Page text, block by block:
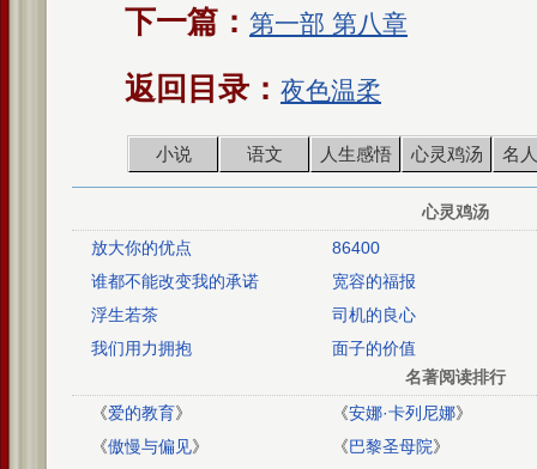
下一篇： 第一部 第八章
返回目录： 夜色温柔
小说 语文 人生感悟 心灵鸡汤 名
心灵鸡汤
放大你的优点
86400
谁都不能改变我的承诺
宽容的福报
浮生若茶
司机的良心
我们用力拥抱
面子的价值
名著阅读排行
《爱的教育》 《安娜·卡列尼娜》
《傲慢与偏见》 《巴黎圣母院》